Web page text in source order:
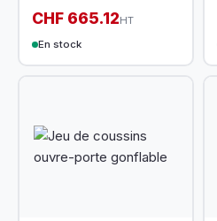
CHF 665.12HT
En stock